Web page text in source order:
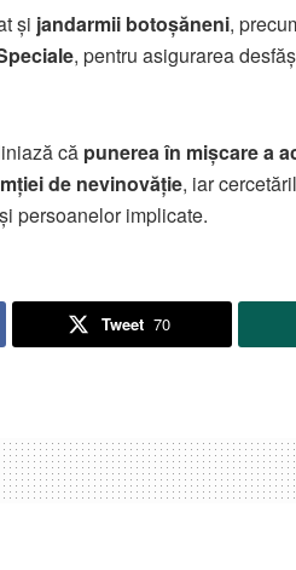
și jandarmii botoșăneni,
, pentru asigurarea
că punerea în mișcare a
de nevinovăție, iar
persoanelor implicate.
Tweet 70